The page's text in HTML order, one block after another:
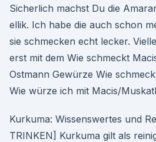
Sicherlich machst Du die
ellik. Ich habe die auch schon
sie schmecken echt lecker.
erst mit dem Wie schmeckt
Ostmann Gewürze Wie
Wie würze ich mit Macis/
Kurkuma: Wissenswertes und
TRINKEN] Kurkuma gilt als